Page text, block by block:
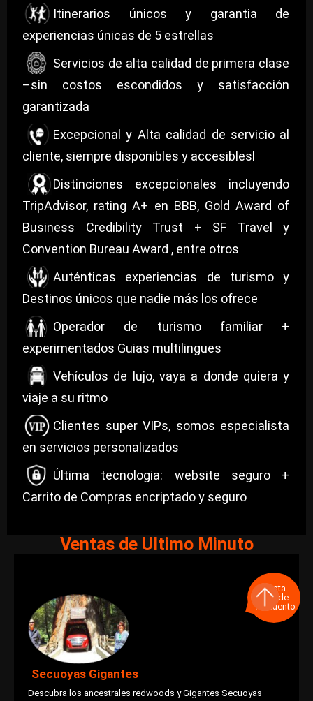
Itinerarios únicos y garantia de
experiencias únicas de 5 estrellas
Servicios de alta calidad de primera clase
–sin costos escondidos y satisfacción
garantizada
Excepcional y Alta calidad de servicio al
cliente, siempre disponibles y accesiblesl
Distinciones excepcionales incluyendo
TripAdvisor, rating A+ en BBB, Gold Award of
Business Credibility Trust + SF Travel y
Convention Bureau Award , entre otros
Auténticas experiencias de turismo y
Destinos únicos que nadie más los ofrece
Operador de turismo familiar +
experimentados Guias multilingues
Vehículos de lujo, vaya a donde quiera y
viaje a su ritmo
Clientes super VIPs, somos especialista
en servicios personalizados
Última tecnologia: website seguro +
Carrito de Compras encriptado y seguro
Ventas de Ultimo Minuto
Hasta
15% de
descuento
Secuoyas Gigantes
Descubra los ancestrales redwoods y Gigantes Secuoyas